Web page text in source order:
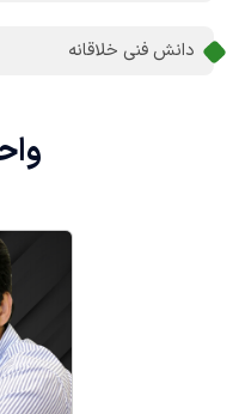
دانش فنی خلاقانه